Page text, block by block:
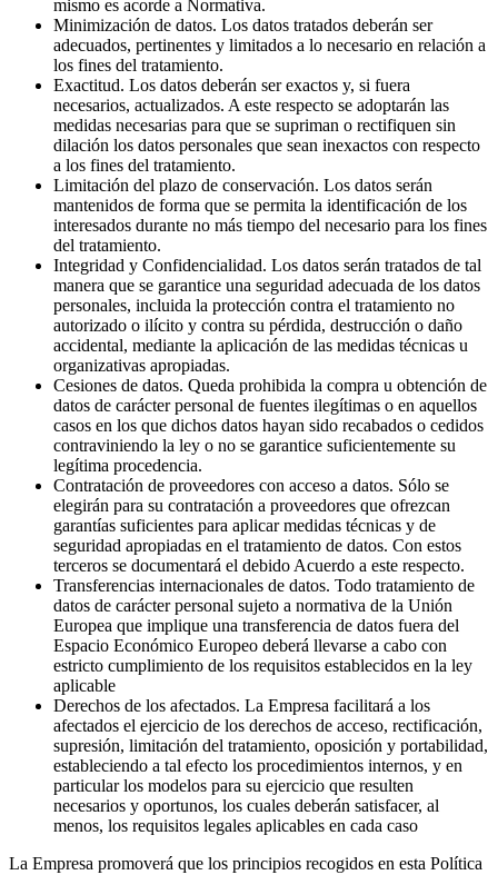
mismo es acorde a Normativa.
Minimización de datos. Los datos tratados deberán ser
adecuados, pertinentes y limitados a lo necesario en relación a
los fines del tratamiento.
Exactitud. Los datos deberán ser exactos y, si fuera
necesarios, actualizados. A este respecto se adoptarán las
medidas necesarias para que se supriman o rectifiquen sin
dilación los datos personales que sean inexactos con respecto
a los fines del tratamiento.
Limitación del plazo de conservación. Los datos serán
mantenidos de forma que se permita la identificación de los
interesados durante no más tiempo del necesario para los fines
del tratamiento.
Integridad y Confidencialidad. Los datos serán tratados de tal
manera que se garantice una seguridad adecuada de los datos
personales, incluida la protección contra el tratamiento no
autorizado o ilícito y contra su pérdida, destrucción o daño
accidental, mediante la aplicación de las medidas técnicas u
organizativas apropiadas.
Cesiones de datos. Queda prohibida la compra u obtención de
datos de carácter personal de fuentes ilegítimas o en aquellos
casos en los que dichos datos hayan sido recabados o cedidos
contraviniendo la ley o no se garantice suficientemente su
legítima procedencia.
Contratación de proveedores con acceso a datos. Sólo se
elegirán para su contratación a proveedores que ofrezcan
garantías suficientes para aplicar medidas técnicas y de
seguridad apropiadas en el tratamiento de datos. Con estos
terceros se documentará el debido Acuerdo a este respecto.
Transferencias internacionales de datos. Todo tratamiento de
datos de carácter personal sujeto a normativa de la Unión
Europea que implique una transferencia de datos fuera del
Espacio Económico Europeo deberá llevarse a cabo con
estricto cumplimiento de los requisitos establecidos en la ley
aplicable
Derechos de los afectados. La Empresa facilitará a los
afectados el ejercicio de los derechos de acceso, rectificación,
supresión, limitación del tratamiento, oposición y portabilidad,
estableciendo a tal efecto los procedimientos internos, y en
particular los modelos para su ejercicio que resulten
necesarios y oportunos, los cuales deberán satisfacer, al
menos, los requisitos legales aplicables en cada caso
La Empresa promoverá que los principios recogidos en esta Política